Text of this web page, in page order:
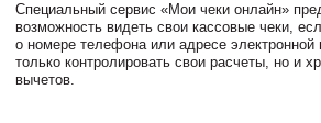
Специальный сервис «Мои чеки онлайн»
возможность видеть свои кассовые чеки,
о номере телефона или адресе
только контролировать свои расчеты, но и
вычетов.